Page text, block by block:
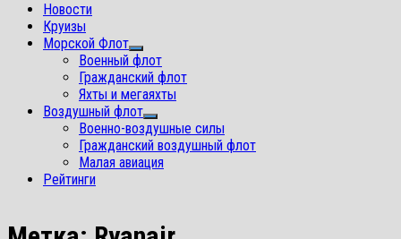
Новости
Круизы
Морской Флот
Показать
подменю
Военный флот
Гражданский флот
Яхты и мегаяхты
Воздушный флот
Показать
подменю
Военно-воздушные силы
Гражданский воздушный флот
Малая авиация
Рейтинги